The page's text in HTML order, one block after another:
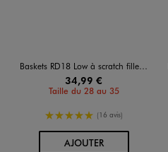
Baskets RD18 Low à scratch fille - Champion
34,99 €
Taille du 28 au 35
5/5 de moyenne
(16 avis)
AJOUTERAU PANIER